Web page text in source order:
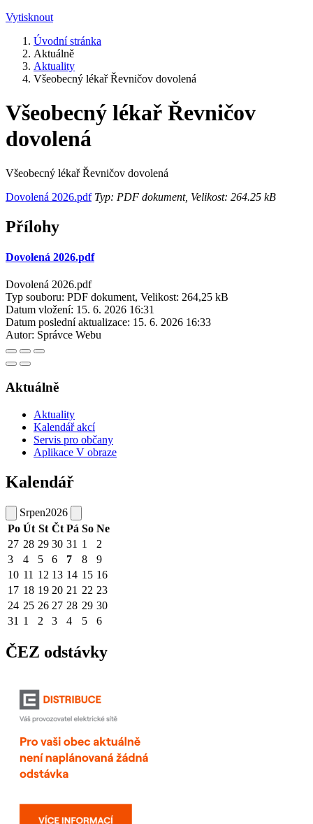
Vytisknout
Úvodní stránka
Aktuálně
Aktuality
Všeobecný lékař Řevničov dovolená
Všeobecný lékař Řevničov
dovolená
Všeobecný lékař Řevničov dovolená
Dovolená 2026.pdfTyp: PDF dokument, Velikost: 264.25 kB
Přílohy
Dovolená 2026.pdf
Dovolená 2026.pdf
Typ souboru: PDF dokument, Velikost: 264,25 kB
Datum vložení: 15. 6. 2026 16:31
Datum poslední aktualizace: 15. 6. 2026 16:33
Autor: Správce Webu
Aktuálně
Aktuality
Kalendář akcí
Servis pro občany
Aplikace V obraze
Kalendář
Srpen2026
Po Út St Čt Pá So Ne
27 28 29 30 31 1
2
3
4 5 6 7 8
9
10 11 12 13 14 15 16
17 18 19 20 21 22 23
24 25 26 27 28 29 30
31 1 2 3 4 5 6
ČEZ odstávky